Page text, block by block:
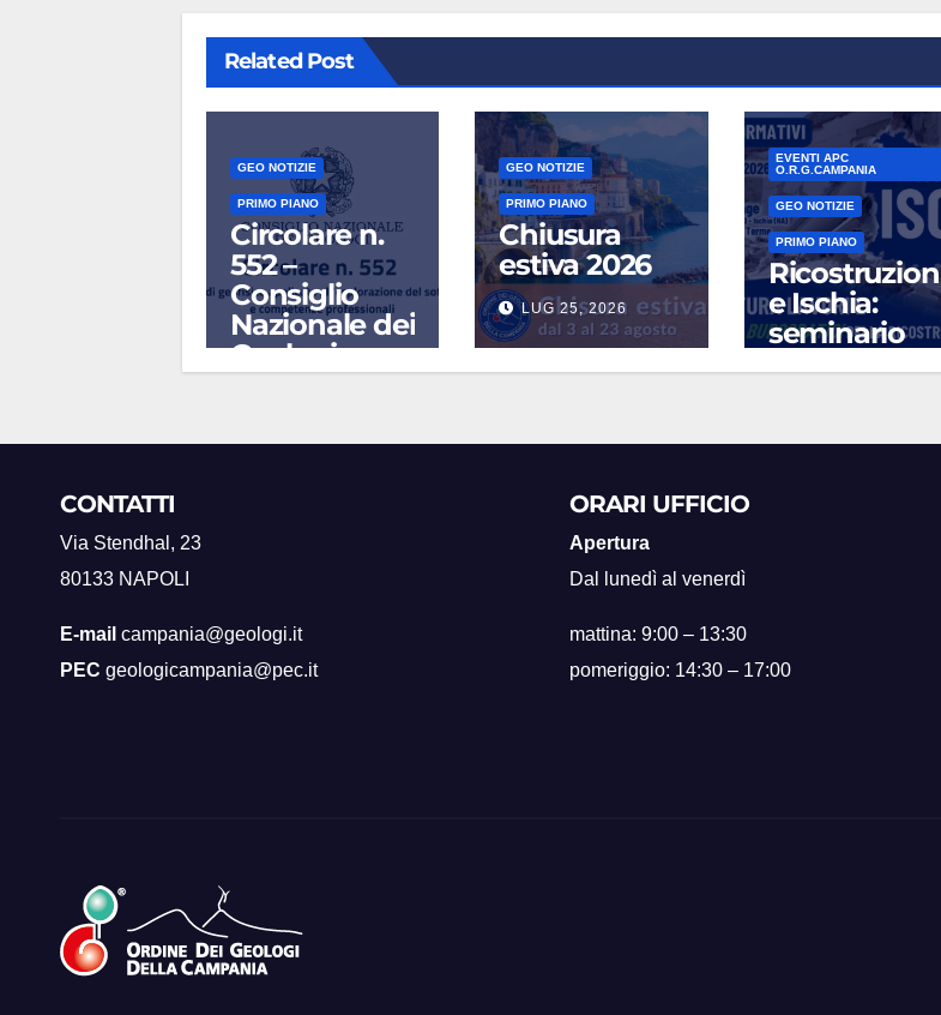
Related Post
GEO NOTIZIE
PRIMO PIANO
Circolare n.
552 –
Consiglio
Nazionale dei
Geologi
GEO NOTIZIE
PRIMO PIANO
Chiusura
estiva 2026
LUG 25, 2026
EVENTI APC
O.R.G.CAMPANIA
GEO NOTIZIE
PRIMO PIANO
Ricostruzion
e Ischia:
seminario
della
CONTATTI
Via Stendhal, 23
80133 NAPOLI
E-mail campania@geologi.it
PEC geologicampania@pec.it
ORARI UFFICIO
Apertura
Dal lunedì al venerdì
mattina: 9:00 – 13:30
pomeriggio: 14:30 – 17:00